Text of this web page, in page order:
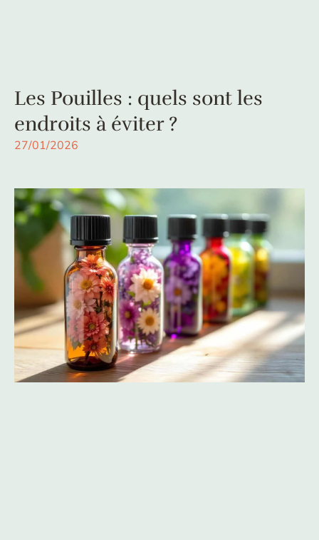
Les Pouilles : quels sont les
endroits à éviter ?
27/01/2026